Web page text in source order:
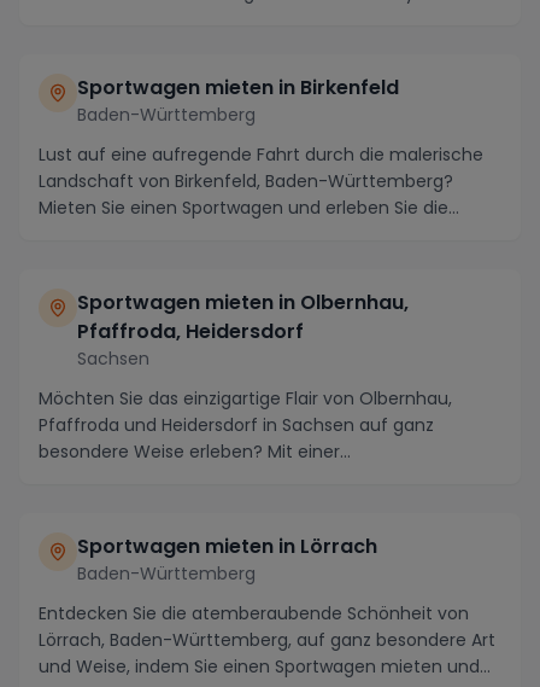
Sportwagen mieten in Birkenfeld
Baden-Württemberg
Lust auf eine aufregende Fahrt durch die malerische
Landschaft von Birkenfeld, Baden-Württemberg?
Mieten Sie einen Sportwagen und erleben Sie die
Sportwagen mieten in Olbernhau,
Pfaffroda, Heidersdorf
Sachsen
Möchten Sie das einzigartige Flair von Olbernhau,
Pfaffroda und Heidersdorf in Sachsen auf ganz
besondere Weise erleben? Mit einer
Sportwagen mieten in Lörrach
Baden-Württemberg
Entdecken Sie die atemberaubende Schönheit von
Lörrach, Baden-Württemberg, auf ganz besondere Art
und Weise, indem Sie einen Sportwagen mieten und